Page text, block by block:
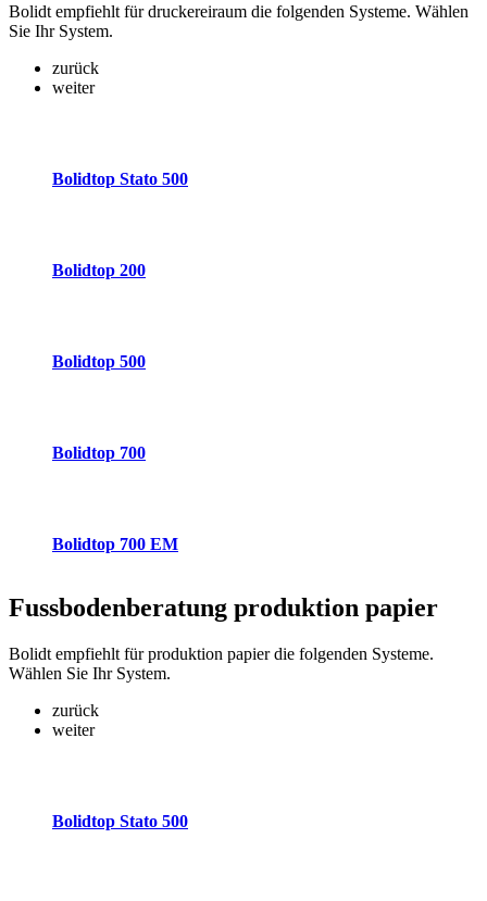
Bolidt empfiehlt für druckereiraum die folgenden Systeme. Wählen
Sie Ihr System.
zurück
weiter
Bolidtop Stato 500
Bolidtop 200
Bolidtop 500
Bolidtop 700
Bolidtop 700 EM
Fussbodenberatung produktion papier
Bolidt empfiehlt für produktion papier die folgenden Systeme.
Wählen Sie Ihr System.
zurück
weiter
Bolidtop Stato 500